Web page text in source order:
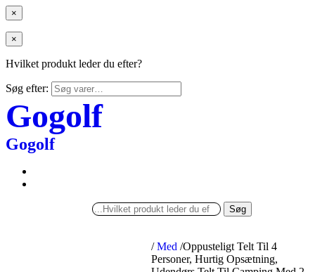
×
×
Hvilket produkt leder du efter?
Søg efter:
Gogolf
Gogolf
Søg
/ Med /Oppusteligt Telt Til 4
Personer, Hurtig Opsætning,